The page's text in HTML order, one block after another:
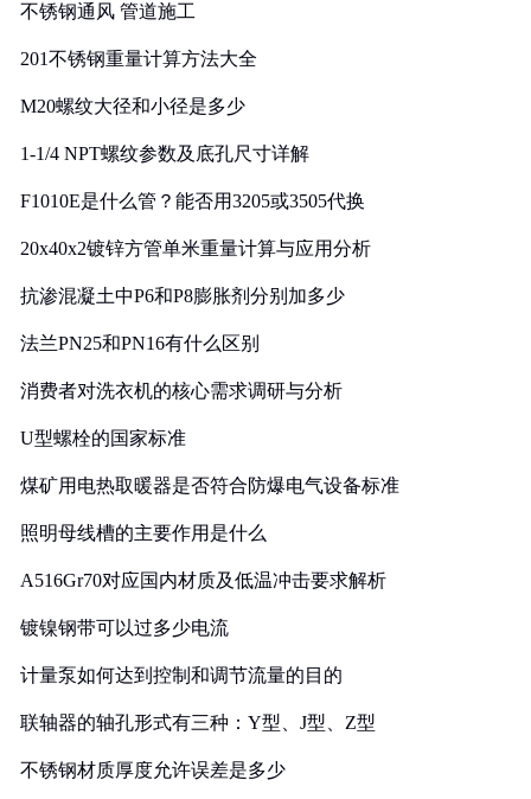
不锈钢通风 管道施工
201不锈钢重量计算方法大全
M20螺纹大径和小径是多少
1-1/4 NPT螺纹参数及底孔尺寸详解
F1010E是什么管？能否用3205或3505代换
20x40x2镀锌方管单米重量计算与应用分析
抗渗混凝土中P6和P8膨胀剂分别加多少
法兰PN25和PN16有什么区别
消费者对洗衣机的核心需求调研与分析
U型螺栓的国家标准
煤矿用电热取暖器是否符合防爆电气设备标准
照明母线槽的主要作用是什么
A516Gr70对应国内材质及低温冲击要求解析
镀镍钢带可以过多少电流
计量泵如何达到控制和调节流量的目的
联轴器的轴孔形式有三种：Y型、J型、Z型
不锈钢材质厚度允许误差是多少